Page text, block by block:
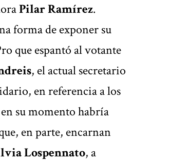
Pilar Ramírez.
forma de exponer su
que espantó al votante
, el actual secretario
en referencia a los
su momento habría
en parte, encarnan
Lospennato, a